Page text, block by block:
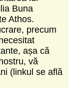
Buna
Athos.
precum
așa că
vă
(linkul se află